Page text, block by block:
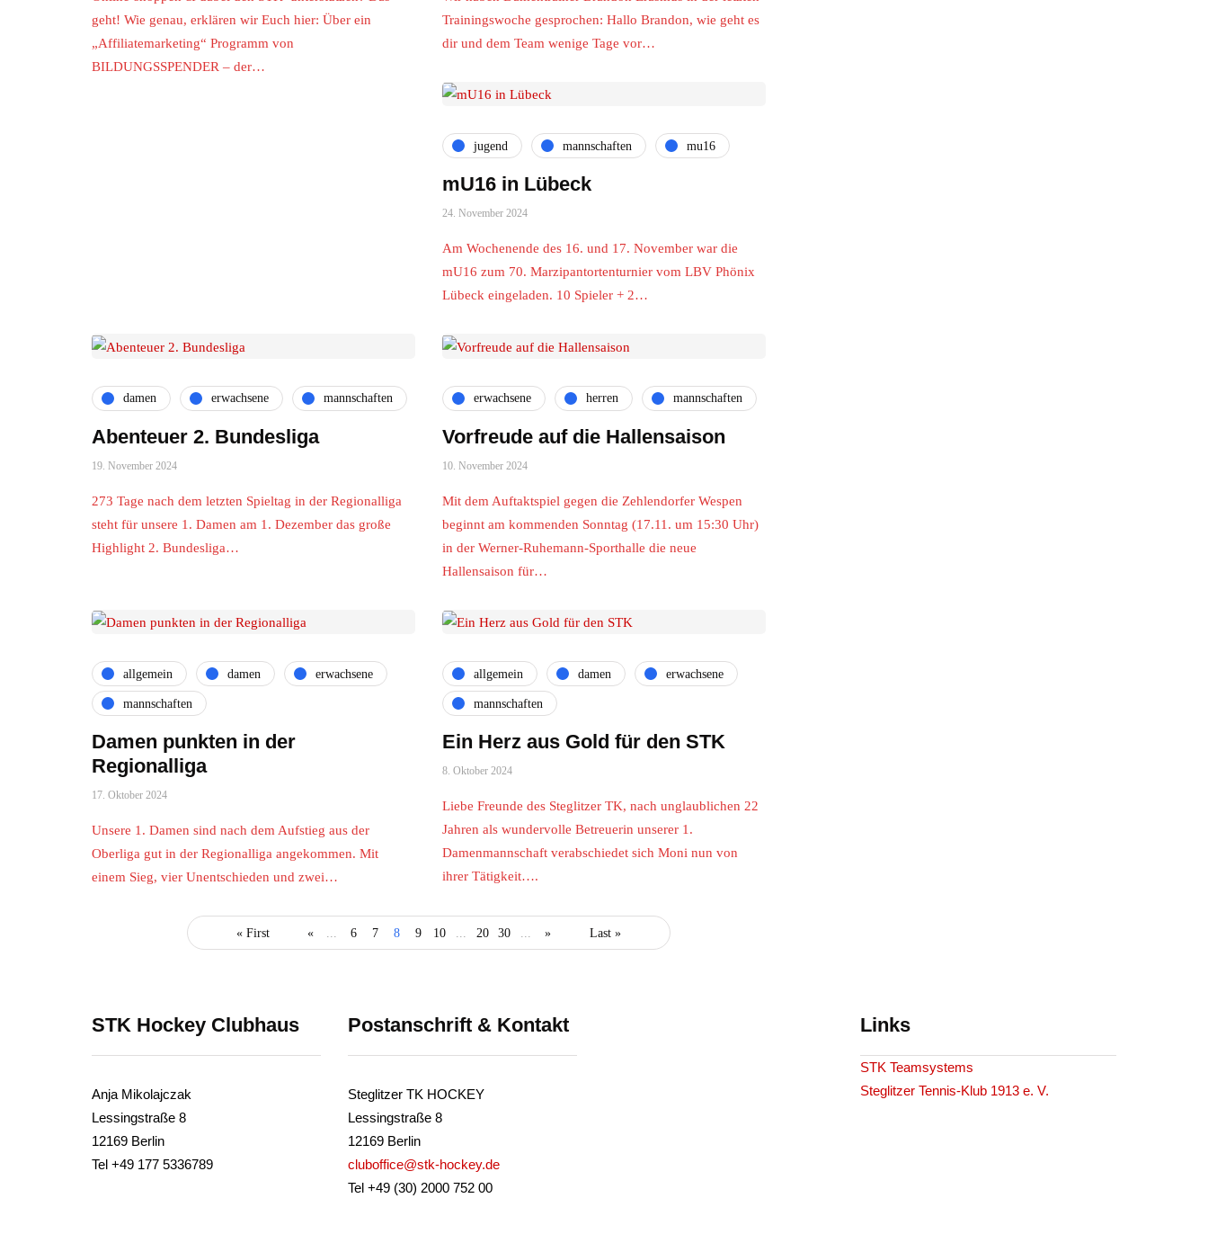
geht! Wie genau, erklären wir Euch hier: Über ein
„Affiliatemarketing“ Programm von
BILDUNGSSPENDER – der…
Trainingswoche gesprochen: Hallo Brandon, wie geht es
dir und dem Team wenige Tage vor…
jugend mannschaften mu16
mU16 in Lübeck
24. November 2024
Am Wochenende des 16. und 17. November war die
mU16 zum 70. Marzipantortenturnier vom LBV Phönix
Lübeck eingeladen. 10 Spieler + 2…
damen erwachsene mannschaften
Abenteuer 2. Bundesliga
19. November 2024
273 Tage nach dem letzten Spieltag in der Regionalliga
steht für unsere 1. Damen am 1. Dezember das große
Highlight 2. Bundesliga…
erwachsene herren mannschaften
Vorfreude auf die Hallensaison
10. November 2024
Mit dem Auftaktspiel gegen die Zehlendorfer Wespen
beginnt am kommenden Sonntag (17.11. um 15:30 Uhr)
in der Werner-Ruhemann-Sporthalle die neue
Hallensaison für…
allgemein damen erwachsene
mannschaften
Damen punkten in der
Regionalliga
17. Oktober 2024
Unsere 1. Damen sind nach dem Aufstieg aus der
Oberliga gut in der Regionalliga angekommen. Mit
einem Sieg, vier Unentschieden und zwei…
allgemein damen erwachsene
mannschaften
Ein Herz aus Gold für den STK
8. Oktober 2024
Liebe Freunde des Steglitzer TK, nach unglaublichen 22
Jahren als wundervolle Betreuerin unserer 1.
Damenmannschaft verabschiedet sich Moni nun von
ihrer Tätigkeit….
« First « ... 6 7 8 9 10 ... 20 30 ... » Last »
STK Hockey Clubhaus
Anja Mikolajczak
Lessingstraße 8
12169 Berlin
Tel +49 177 5336789
Postanschrift & Kontakt
Steglitzer TK HOCKEY
Lessingstraße 8
12169 Berlin
cluboffice@stk-hockey.de
Tel +49 (30) 2000 752 00
Links
STK Teamsystems
Steglitzer Tennis-Klub 1913 e. V.